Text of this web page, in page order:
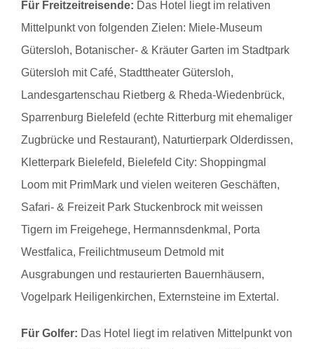
Für Freitzeitreisende: Das Hotel liegt im relativen
Mittelpunkt von folgenden Zielen: Miele-Museum
Gütersloh, Botanischer- & Kräuter Garten im Stadtpark
Gütersloh mit Café, Stadttheater Gütersloh,
Landesgartenschau Rietberg & Rheda-Wiedenbrück,
Sparrenburg Bielefeld (echte Ritterburg mit ehemaliger
Zugbrücke und Restaurant), Naturtierpark Olderdissen,
Kletterpark Bielefeld, Bielefeld City: Shoppingmal
Loom mit PrimMark und vielen weiteren Geschäften,
Safari- & Freizeit Park Stuckenbrock mit weissen
Tigern im Freigehege, Hermannsdenkmal, Porta
Westfalica, Freilichtmuseum Detmold mit
Ausgrabungen und restaurierten Bauernhäusern,
Vogelpark Heiligenkirchen, Externsteine im Extertal.
Für Golfer: Das Hotel liegt im relativen Mittelpunkt von